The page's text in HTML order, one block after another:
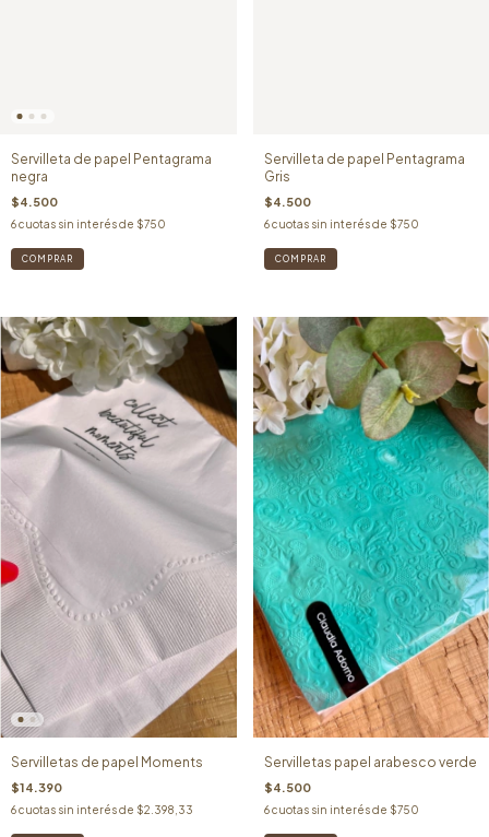
Servilleta de papel Pentagrama
negra
$4.500
6cuotas sin interés de $750
Servilleta de papel Pentagrama
Gris
$4.500
6 cuotas sin interés de $750
Servilletas de papel Moments
$14.390
6cuotas sin interés de $2.398,33
Servilletas papel arabesco verde
$4.500
6 cuotas sin interés de $750